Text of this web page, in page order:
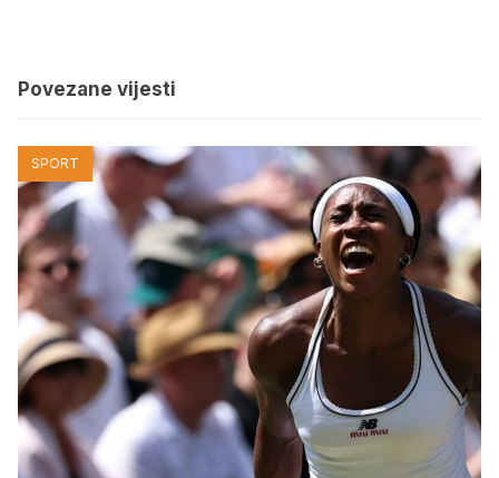
Povezane vijesti
SPORT